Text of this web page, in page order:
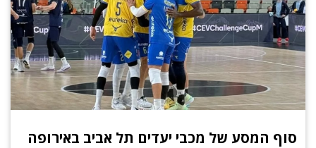
סוף המסע של מכבי יעדים תל אביב באירופה